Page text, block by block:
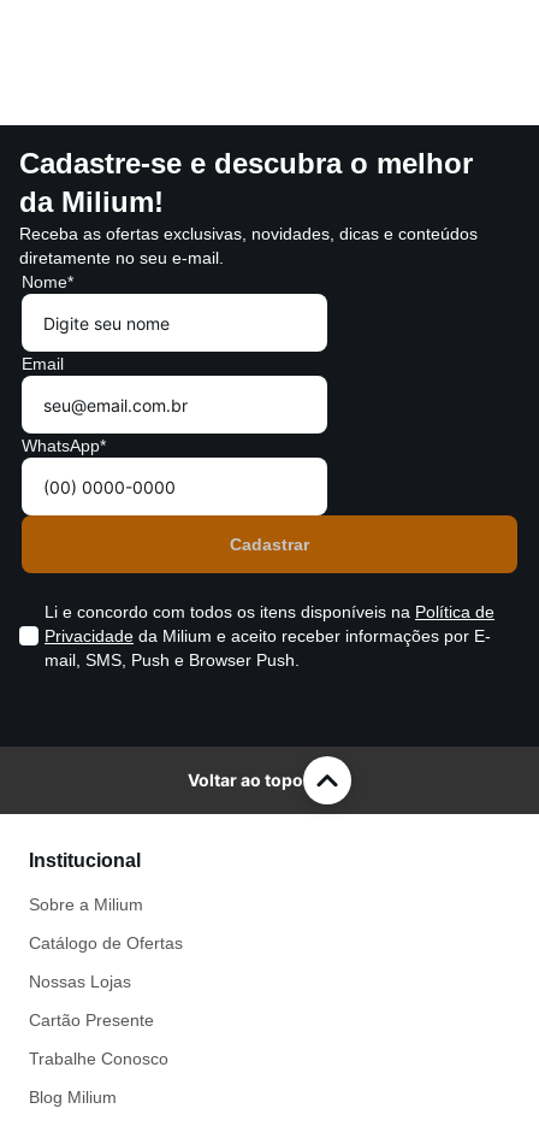
Cadastre-se e descubra o melhor
da Milium!
Receba as ofertas exclusivas, novidades, dicas e conteúdos
diretamente no seu e-mail.
Nome*
Email
WhatsApp*
Li e concordo com todos os itens disponíveis na Política de
Privacidade da Milium e aceito receber informações por E-
mail, SMS, Push e Browser Push.
Voltar ao topo
Institucional
Sobre a Milium
Catálogo de Ofertas
Nossas Lojas
Cartão Presente
Trabalhe Conosco
Blog Milium